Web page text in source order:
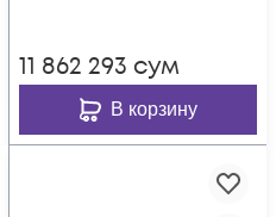
11 862 293 сум
В корзину